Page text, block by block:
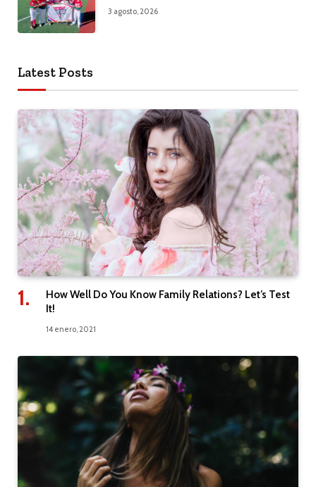
3 agosto, 2026
Latest Posts
How Well Do You Know Family Relations? Let’s Test
It!
14 enero, 2021